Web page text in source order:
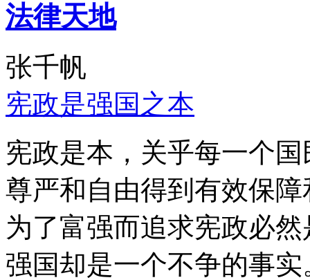
法律天地
张千帆
宪政是强国之本
宪政是本，关乎每一个
尊严和自由得到有效保
为了富强而追求宪政必
强国却是一个不争的事实